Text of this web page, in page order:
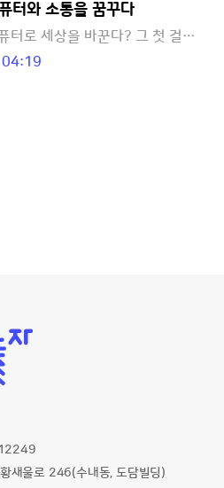
터와 소통을 꿈꾸다
컴퓨터로 세상을 바꾼다? 그 첫 걸음은 소프트웨어 교육! 아이들이 쉽게 배울 수 있는 프로그래밍 언어가 탄생하기 까지의 과정에 대한 이야기
04:19
새울로 246(수내동, 도담빌딩)